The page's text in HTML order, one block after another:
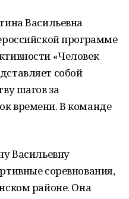
Васильевна
программе
«Человек
собой
шагов за
времени. В команде
Васильевну
соревнования,
районе. Она